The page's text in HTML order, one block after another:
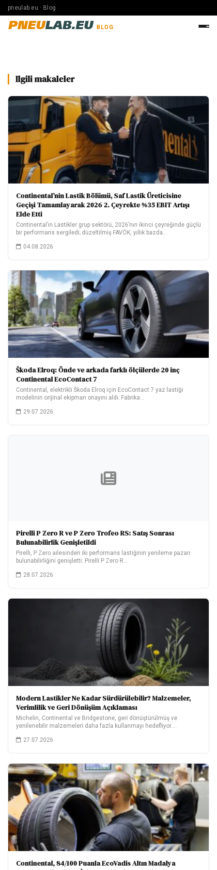
pneulab.eu · Blog
PNEULAB.EU BLOG
Ilgili makaleler
Continental’nin Lastik Bölümü, Saf Lastik Üreticisine
Geçişi Tamamlayarak 2026 2. Çeyrekte %35 EBIT Artışı
Elde Etti
Continental’ın Lastikler grup sektörü, 2026’nın ikinci çeyreğinde güçlü
bir performans sergiledi; düzeltilmiş FAVÖK, yıllık bazda…
04.08.2026
Škoda Elroq: Önde ve arkada farklı ölçülerde 20 inç
Continental EcoContact 7
Continental, elektrikli Škoda Elroq için EcoContact 7 yaz lastiği
modelinin orijinal ekipman onayını aldı. Fabrika…
29.07.2026
Pirelli P Zero R ve P Zero Trofeo RS: Satış Sonrası
Bulunabilirlik Genişletildi
Pirelli, P Zero ailesinden iki performans lastiğinin yenileme pazarı
bulunabilirliğini genişletti: Pirelli P Zero R…
28.07.2026
Modern Lastikler Ne Kadar Sürdürülebilir? Malzemeler,
Verimlilik ve Geri Dönüşüm Açıklaması
Michelin, Continental ve Bridgestone, geri dönüştürülmüş ve
yenilenebilir malzemeleri daha fazla kullanmayı hedefliyor.
27.07.2026
Continental, 84/100 Puanla EcoVadis Altın Madalya